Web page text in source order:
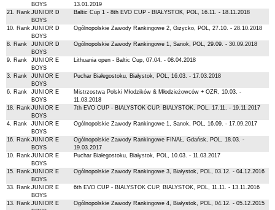
BOYS
13.01.2019
21. Rank JUNIOR D
BOYS
Baltic Cup 1 - 8th EVO CUP - BIAŁYSTOK, POL, 16.11. - 18.11.2018
10. Rank JUNIOR D
BOYS
Ogólnopolskie Zawody Rankingowe 2, Giżycko, POL, 27.10. - 28.10.2018
8. Rank
JUNIOR D
BOYS
Ogólnopolskie Zawody Rankingowe 1, Sanok, POL, 29.09. - 30.09.2018
9. Rank
JUNIOR E
BOYS
Lithuania open - Baltic Cup, 07.04. - 08.04.2018
3. Rank
JUNIOR E
BOYS
Puchar Białegostoku, Białystok, POL, 16.03. - 17.03.2018
6. Rank
JUNIOR E
BOYS
Mistrzostwa Polski Młodzików & Młodzieżowców + OZR, 10.03. -
11.03.2018
18. Rank JUNIOR E
BOYS
7th EVO CUP - BIALYSTOK CUP, BIALYSTOK, POL, 17.11. - 19.11.2017
4. Rank
JUNIOR E
BOYS
Ogólnopolskie Zawody Rankingowe 1, Sanok, POL, 16.09. - 17.09.2017
16. Rank JUNIOR E
BOYS
Ogólnopolskie Zawody Rankingowe FINAŁ, Gdańsk, POL, 18.03. -
19.03.2017
10. Rank JUNIOR E
BOYS
Puchar Białegostoku, Białystok, POL, 10.03. - 11.03.2017
15. Rank JUNIOR E
BOYS
Ogólnopolskie Zawody Rankingowe 3, Białystok, POL, 03.12. - 04.12.2016
33. Rank JUNIOR E
BOYS
6th EVO CUP - BIALYSTOK CUP, BIALYSTOK, POL, 11.11. - 13.11.2016
13. Rank JUNIOR E
Ogólnopolskie Zawody Rankingowe 4, Białystok, POL, 04.12. - 05.12.2015